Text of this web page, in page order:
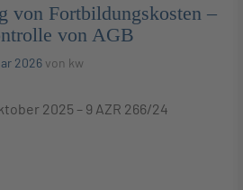
von Fortbildungskosten –
von AGB
2026von kw
2025 – 9 AZR 266/24